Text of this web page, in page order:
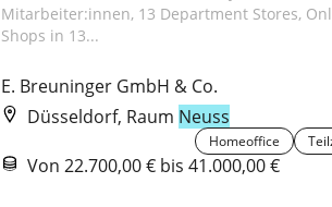
Mitarbeiter:innen, 13 Department Stores,
Shops in 13...
E. Breuninger GmbH & Co.
Düsseldorf, Raum Neuss
Homeoffice
Von 22.700,00 € bis 41.000,00 €